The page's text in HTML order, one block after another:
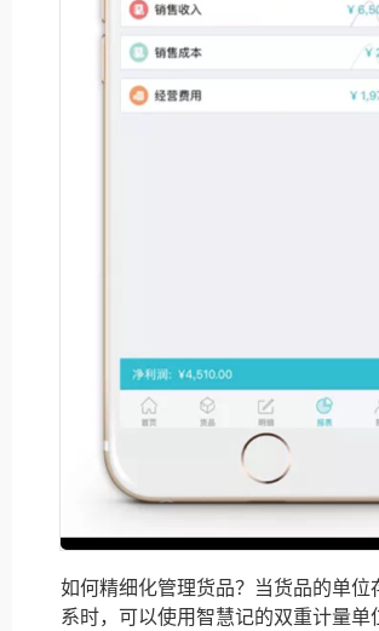
如何精细化管理货品？当货品的单位
系时，可以使用智慧记的双重计量单